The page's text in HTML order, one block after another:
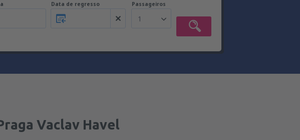
Data de regresso Passageiros
1
Vaclav Havel